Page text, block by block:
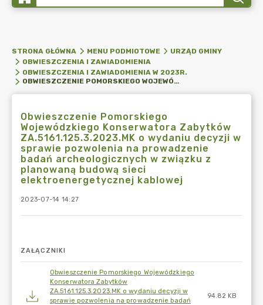
STRONA GŁÓWNA MENU PODMIOTOWE
URZĄD GMINY
OBWIESZCZENIA I ZAWIADOMIENIA
OBWIESZCZENIA I ZAWIADOMIENIA W 2023R.
OBWIESZCZENIE POMORSKIEGO WOJEWÓDZKIEGO KONSERWATORA ZABYTKÓW ZA.5161.125.3.2023.MK O WYDANIU DECYZJI W SPRAWIE POZWOLENIA NA PROWADZENIE BADAŃ ARCHEOLOGICZNYCH W ZWIĄZKU Z PLANOWANĄ BUDOWĄ SIECI ELEKTROENERGETYCZNEJ KABLOWEJ
Obwieszczenie Pomorskiego
Wojewódzkiego Konserwatora Zabytków
ZA.5161.125.3.2023.MK o wydaniu decyzji w
sprawie pozwolenia na prowadzenie
badań archeologicznych w związku z
planowaną budową sieci
elektroenergetycznej kablowej
2023-07-14 14:27
ZAŁĄCZNIKI
Obwieszczenie Pomorskiego Wojewódzkiego
Konserwatora Zabytków
ZA.5161.125.3.2023.MK o wydaniu decyzji w
sprawie pozwolenia na prowadzenie badań
94.82 KB